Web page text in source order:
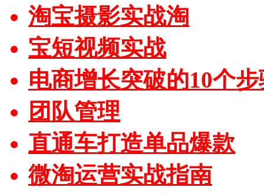
淘宝摄影实战淘
宝短视频实战
电商增长突破的10个
团队管理
直通车打造单品爆款
微淘运营实战指南